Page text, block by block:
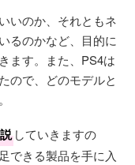
いのか、それともネ
るのかなど、目的に
ます。また、PS4は
ので、どのモデルと
していきますの
できる製品を手に入